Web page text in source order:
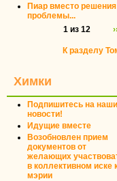
Пиар вместо решения
проблемы...
1 из 12
К разделу
Химки
Подпишитесь на наши
новости!
Идущие вместе
Возобновлен прием
документов от
желающих
в коллективном иске
мэрии